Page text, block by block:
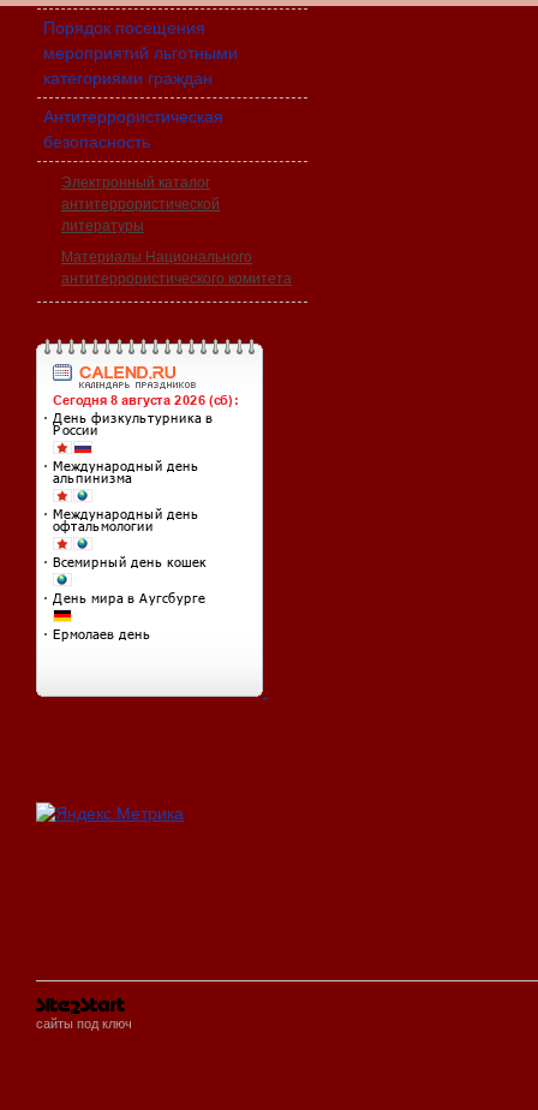
Порядок посещения
мероприятий льготными
категориями граждан
Антитеррористическая
безопасность
Электронный каталог
антитеррористической
литературы
Материалы Национального
антитеррористического комитета
сайты под ключ